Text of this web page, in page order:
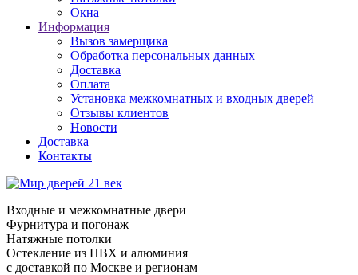
Окна
Информация
Вызов замерщика
Обработка персональных данных
Доставка
Оплата
Установка межкомнатных и входных дверей
Отзывы клиентов
Новости
Доставка
Контакты
Входные и межкомнатные двери
Фурнитура и погонаж
Натяжные потолки
Остекление из ПВХ и алюминия
с доставкой по Москве и регионам